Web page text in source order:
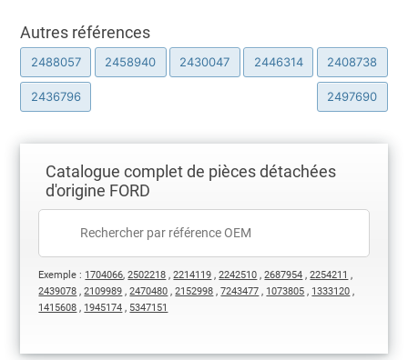
Autres références
2488057 2458940 2430047 2446314 2408738
2436796 2497690
Catalogue complet de pièces détachées
d'origine FORD
Exemple : 1704066,2502218 ,2214119 ,2242510 ,2687954 ,2254211 ,
2439078 ,2109989 ,2470480 ,2152998 ,7243477 , 1073805 , 1333120 ,
1415608 , 1945174 , 5347151